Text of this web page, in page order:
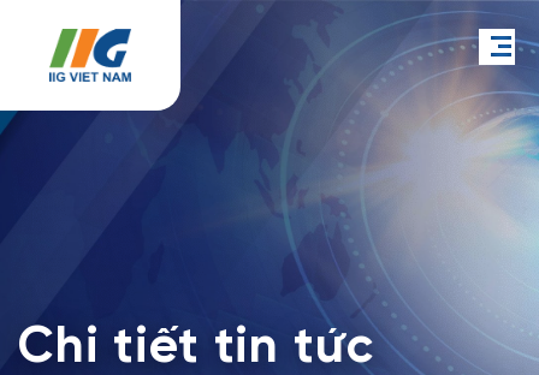
Chi tiết tin tức